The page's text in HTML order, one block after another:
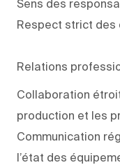
Sens des
Respect strict des
Relations
Collaboration
production et les
Communication
l’état des